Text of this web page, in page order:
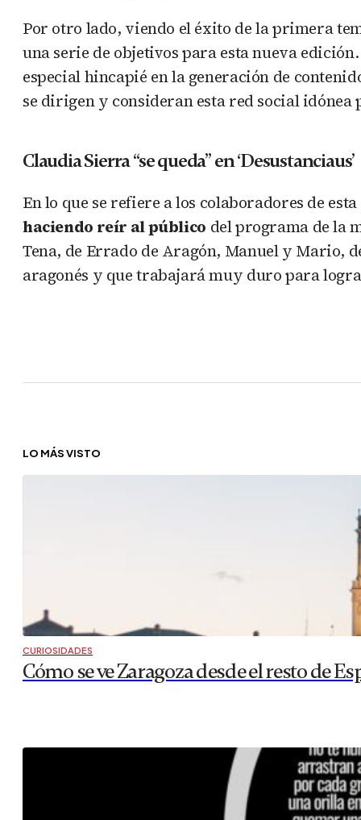
Por otro lado, viendo el éxito de la primera
una serie de objetivos para esta nueva
especial hincapié en la generación de
se dirigen y consideran esta red social
Claudia Sierra “se queda” en ‘Desustanciaus’
En lo que se refiere a los colaboradores de
haciendo reír al público del programa de la
Tena, de Errado de Aragón, Manuel y Mario,
aragonés y que trabajará muy duro para
LO MÁS VISTO
CURIOSIDADES
Cómo se ve Zaragoza desde el resto de